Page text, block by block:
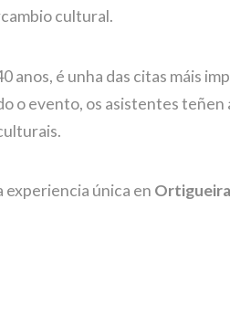
cultural.
anos, é unha das citas máis
o evento, os asistentes
experiencia única en Ortigueira